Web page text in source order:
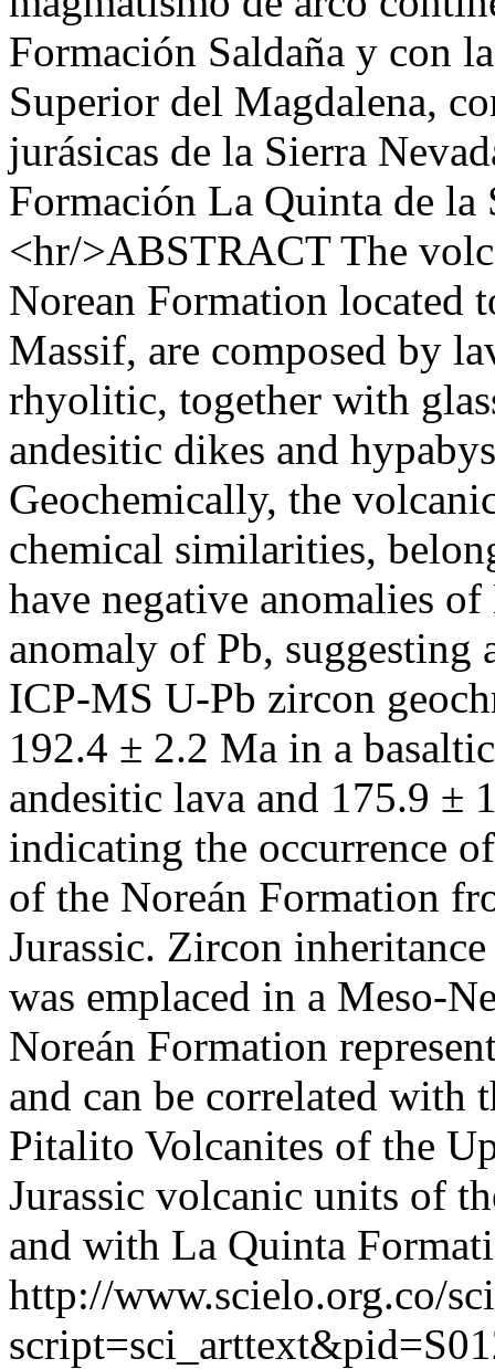
Formación Saldaña y con
Superior del Magdalena,
jurásicas de la Sierra
Formación La Quinta de la
<hr/>ABSTRACT The
Norean Formation located
Massif, are composed by
rhyolitic, together with
andesitic dikes and
Geochemically, the
chemical similarities,
have negative anomalies
anomaly of Pb, suggesting
ICP-MS U-Pb zircon
192.4 ± 2.2 Ma in a
andesitic lava and 175.9 ±
indicating the occurrence
of the Noreán Formation
Jurassic. Zircon
was emplaced in a Meso-
Noreán Formation
and can be correlated with
Pitalito Volcanites of the
Jurassic volcanic units of
and with La Quinta
http://www.scielo.org.co/